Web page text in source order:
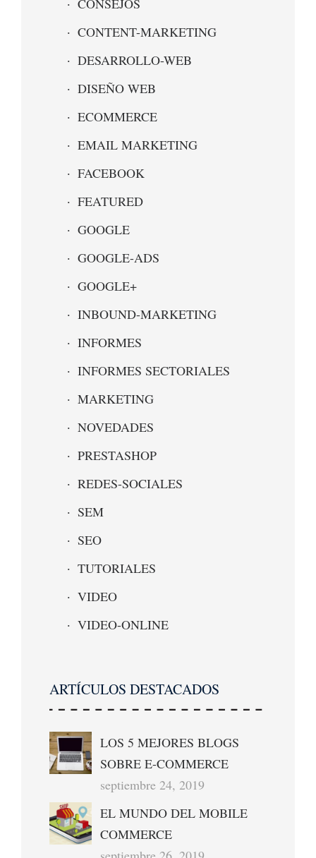
CONTENT-MARKETING
DESARROLLO-WEB
DISEÑO WEB
ECOMMERCE
EMAIL MARKETING
FACEBOOK
FEATURED
GOOGLE
GOOGLE-ADS
GOOGLE+
INBOUND-MARKETING
INFORMES
INFORMES SECTORIALES
MARKETING
NOVEDADES
PRESTASHOP
REDES-SOCIALES
SEM
SEO
TUTORIALES
VIDEO
VIDEO-ONLINE
ARTÍCULOS DESTACADOS
LOS 5 MEJORES BLOGS
SOBRE E-COMMERCE
septiembre 24, 2019
EL MUNDO DEL MOBILE
COMMERCE